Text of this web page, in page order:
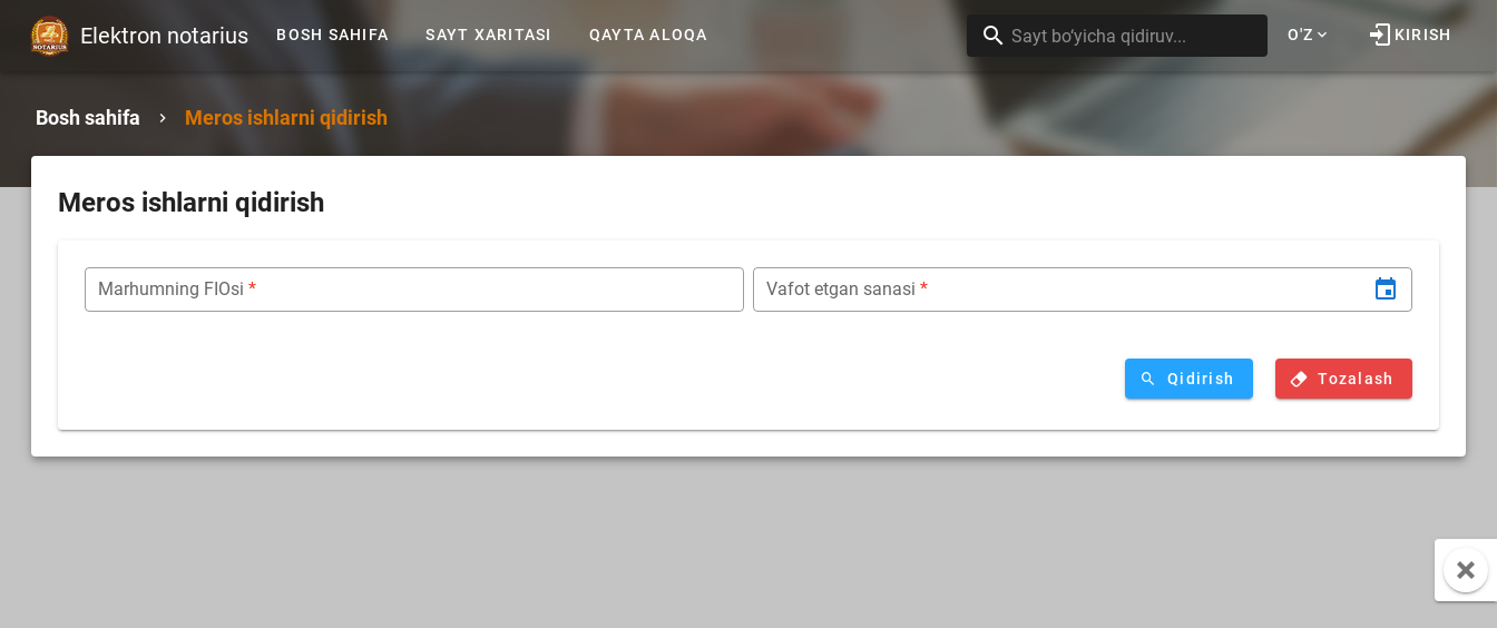
Elektron notarius BOSH SAHIFA SAYT XARITASI QAYTA ALOQA O'Z KIRISH
Bosh sahifa Meros ishlarni qidirish
Meros ishlarni qidirish
Marhumning FIOsi Vafot etgan sanasi
Qidirish Tozalash